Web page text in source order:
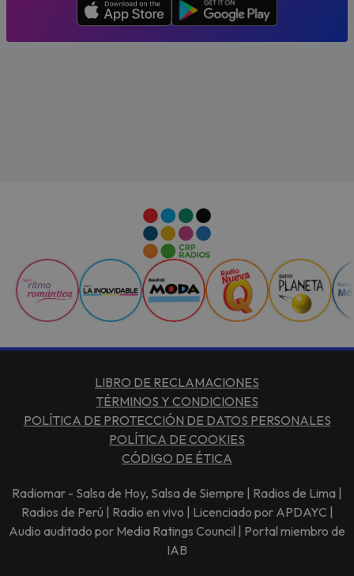
LIBRO DE RECLAMACIONES
TÉRMINOS Y CONDICIONES
POLÍTICA DE PROTECCIÓN DE DATOS PERSONALES
POLÍTICA DE COOKIES
CÓDIGO DE ÉTICA
Radiomar - Salsa de Hoy, Salsa de Siempre | Radios de Lima |
Radios de Perú | Radio en vivo | Licenciado por APDAYC |
Audio auditado por Media Ratings Council | Portal miembro de
IAB